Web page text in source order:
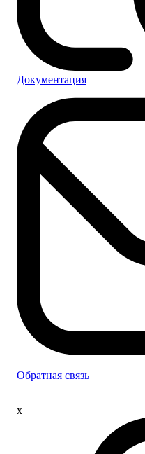
Документация
Обратная связь
x